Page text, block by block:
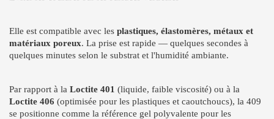
Elle est compatible avec les plastiques, élastomères, métaux et
matériaux poreux. La prise est rapide — quelques secondes à
quelques minutes selon le substrat et l'humidité ambiante.
Par rapport à la Loctite 401 (liquide, faible viscosité) ou à la
Loctite 406 (optimisée pour les plastiques et caoutchoucs), la 409
se positionne comme la référence gel polyvalente pour les